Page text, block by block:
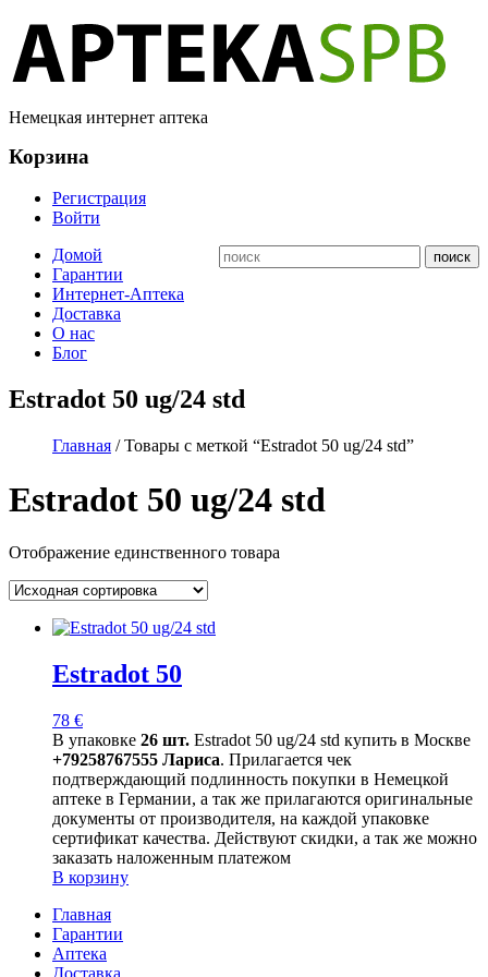
Немецкая интернет аптека
Корзина
Регистрация
Войти
Домой
Гарантии
Интернет-Аптека
Доставка
О нас
Блог
Estradot 50 ug/24 std
Главная / Товары с меткой “Estradot 50 ug/24 std”
Estradot 50 ug/24 std
Отображение единственного товара
Estradot 50
78 €
В упаковке 26 шт. Estradot 50 ug/24 std купить в Москве
+79258767555 Лариса. Прилагается чек
подтверждающий подлинность покупки в Немецкой
аптеке в Германии, а так же прилагаются оригинальные
документы от производителя, на каждой упаковке
сертификат качества. Действуют скидки, а так же можно
заказать наложенным платежом
В корзину
Главная
Гарантии
Аптека
Доставка